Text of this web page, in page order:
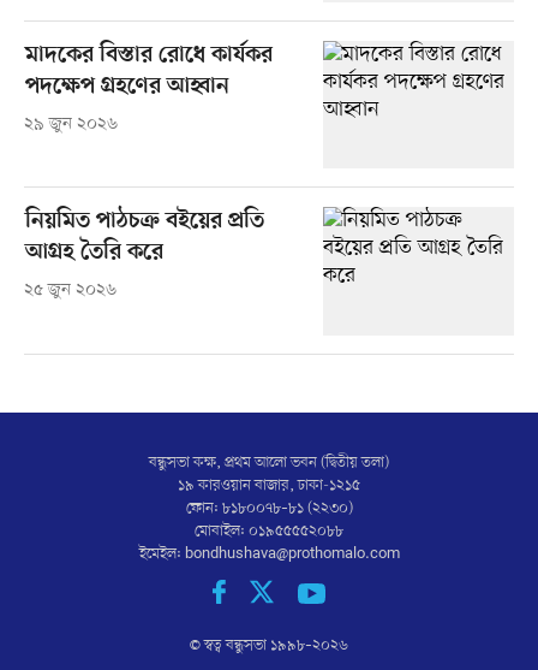
মাদকের বিস্তার রোধে কার্যকর
পদক্ষেপ গ্রহণের আহ্বান
২৯ জুন ২০২৬
নিয়মিত পাঠচক্র বইয়ের প্রতি
আগ্রহ তৈরি করে
২৫ জুন ২০২৬
বন্ধুসভা কক্ষ, প্রথম আলো ভবন (দ্বিতীয় তলা)
১৯ কারওয়ান বাজার, ঢাকা-১২১৫
ফোন: ৮১৮০০৭৮–৮১ (২২৩০)
মোবাইল: ০১৯৫৫৫৫২০৮৮
ইমেইল: bondhushava@prothomalo.com
© স্বত্ব বন্ধুসভা ১৯৯৮–২০২৬